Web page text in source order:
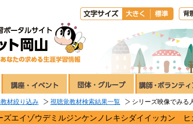
材絞り込み 視聴覚教材検索結果一覧 シリーズ映像でみる
ズエイゾウデミルジンケンノレキシダイイッカン